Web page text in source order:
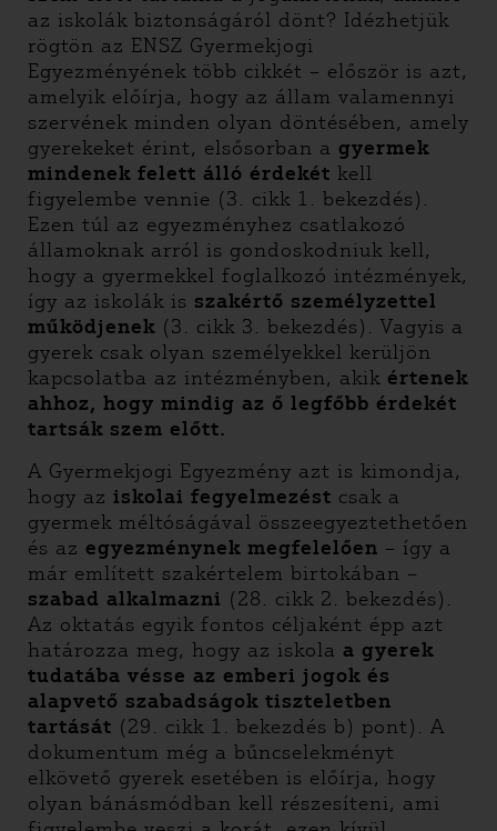
az iskolák biztonságáról dönt? Idézhetjük
rögtön az ENSZ Gyermekjogi
Egyezményének több cikkét – először is azt,
amelyik előírja, hogy az állam valamennyi
szervének minden olyan döntésében, amely
gyerekeket érint, elsősorban a gyermek
mindenek felett álló érdekét kell
figyelembe vennie (3. cikk 1. bekezdés).
Ezen túl az egyezményhez csatlakozó
államoknak arról is gondoskodniuk kell,
hogy a gyermekkel foglalkozó intézmények,
így az iskolák is szakértő személyzettel
működjenek (3. cikk 3. bekezdés). Vagyis a
gyerek csak olyan személyekkel kerüljön
kapcsolatba az intézményben, akik értenek
ahhoz, hogy mindig az ő legfőbb érdekét
tartsák szem előtt.
A Gyermekjogi Egyezmény azt is kimondja,
hogy az iskolai fegyelmezést csak a
gyermek méltóságával összeegyeztethetően
és az egyezménynek megfelelően – így a
már említett szakértelem birtokában –
szabad alkalmazni (28. cikk 2. bekezdés).
Az oktatás egyik fontos céljaként épp azt
határozza meg, hogy az iskola a gyerek
tudatába vésse az emberi jogok és
alapvető szabadságok tiszteletben
tartását (29. cikk 1. bekezdés b) pont). A
dokumentum még a bűncselekményt
elkövető gyerek esetében is előírja, hogy
olyan bánásmódban kell részesíteni, ami